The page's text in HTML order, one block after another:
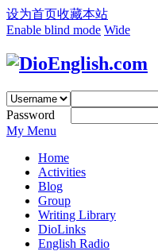
设为首页收藏本站
Enable blind mode Wide
Password
My Menu
Home
Activities
Blog
Group
Writing Library
DioLinks
English Radio